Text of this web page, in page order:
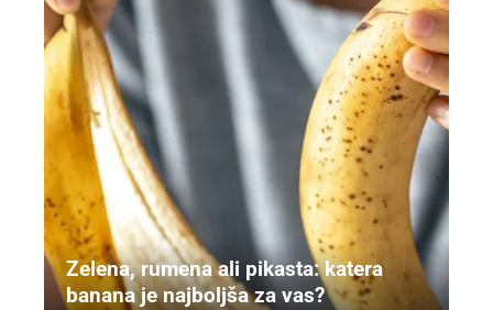
Zelena, rumena ali pikasta: katera
banana je najboljša za vas?